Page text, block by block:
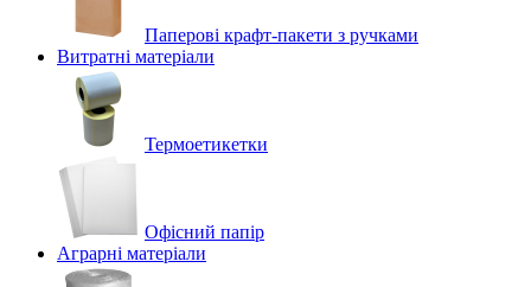
Паперові крафт-пакети з ручками
Витратні матеріали
Термоетикетки
Офісний папір
Аграрні матеріали